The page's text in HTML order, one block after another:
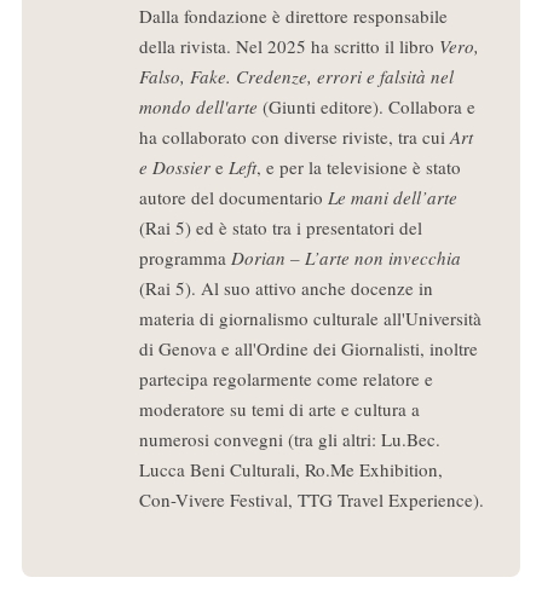
Dalla fondazione è direttore responsabile
della rivista. Nel 2025 ha scritto il libro Vero,
Falso, Fake. Credenze, errori e falsità nel
mondo dell'arte (Giunti editore). Collabora e
ha collaborato con diverse riviste, tra cuiArt
e Dossiere Left, e per la televisione è stato
autore del documentario Le mani dell’arte
(Rai 5) ed è stato tra i presentatori del
programma Dorian – L’arte non invecchia
(Rai 5). Al suo attivo anche docenze in
materia di giornalismo culturale all'Università
di Genova e all'Ordine dei Giornalisti, inoltre
partecipa regolarmente come relatore e
moderatore su temi di arte e cultura a
numerosi convegni (tra gli altri: Lu.Bec.
Lucca Beni Culturali, Ro.Me Exhibition,
Con-Vivere Festival, TTG Travel Experience).